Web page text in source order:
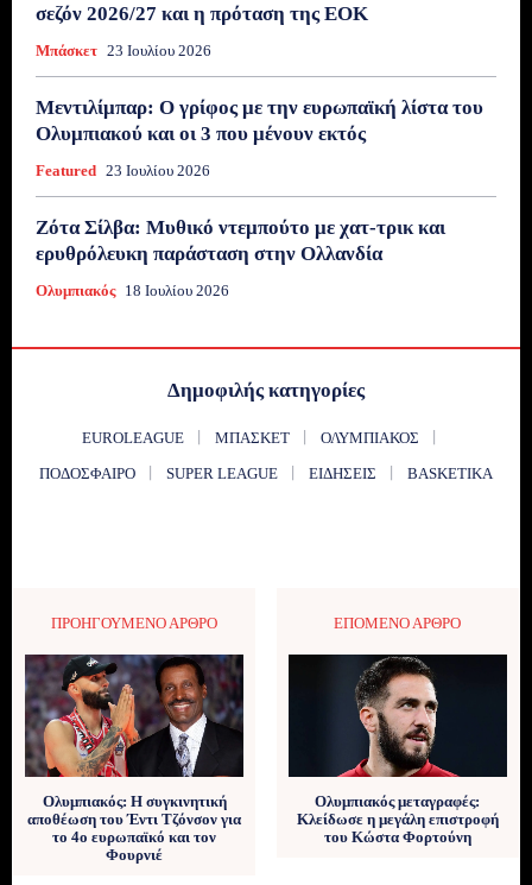
σεζόν 2026/27 και η πρόταση της ΕΟΚ
Μπάσκετ 23 Ιουλίου 2026
Μεντιλίμπαρ: Ο γρίφος με την ευρωπαϊκή λίστα του
Ολυμπιακού και οι 3 που μένουν εκτός
Featured 23 Ιουλίου 2026
Ζότα Σίλβα: Μυθικό ντεμπούτο με χατ-τρικ και
ερυθρόλευκη παράσταση στην Ολλανδία
Ολυμπιακός 18 Ιουλίου 2026
Δημοφιλής κατηγορίες
EUROLEAGUE ΜΠΆΣΚΕΤ
ΟΛΥΜΠΙΑΚΌΣ
ΠΟΔΌΣΦΑΙΡΟ
SUPER LEAGUE ΕΙΔΉΣΕΙΣ BASKETIKA
ΠΡΟΗΓΟΎΜΕΝΟ ΆΡΘΡΟ
Ολυμπιακός: Η συγκινητική
αποθέωση του Έντι Τζόνσον για
το 4ο ευρωπαϊκό και τον
Φουρνιέ
ΕΠΌΜΕΝΟ ΆΡΘΡΟ
Ολυμπιακός μεταγραφές:
Κλείδωσε η μεγάλη επιστροφή
του Κώστα Φορτούνη